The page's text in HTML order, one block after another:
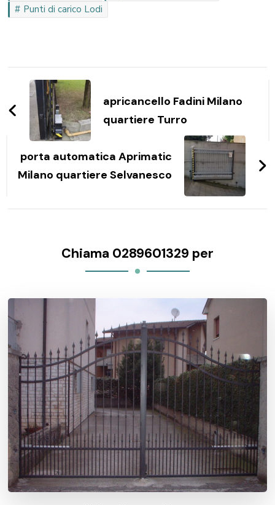
Punti di carico Lodi
Navigazione
articoli
apricancello Fadini Milano
quartiere Turro
porta automatica Aprimatic
Milano quartiere Selvanesco
Chiama 0289601329 per